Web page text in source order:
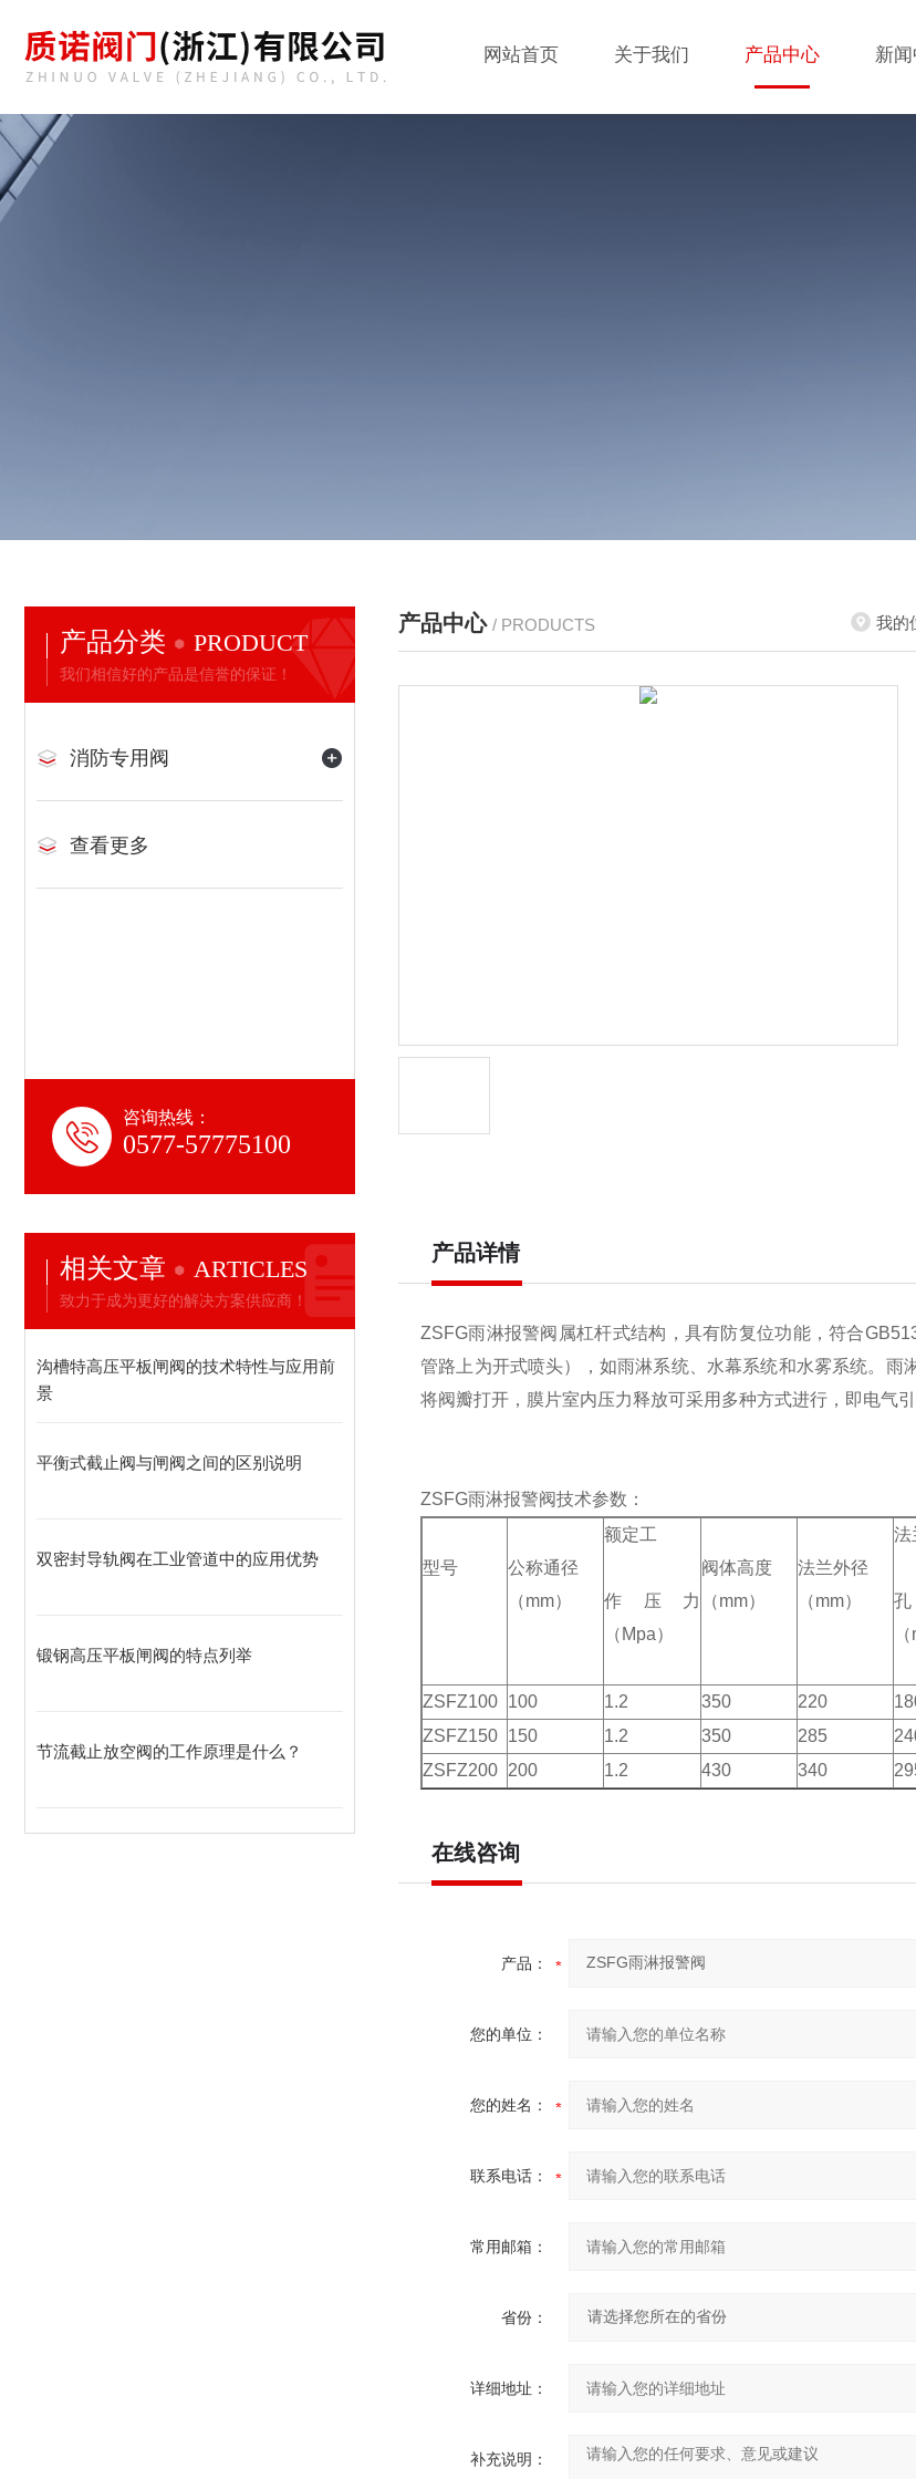
网站首页 关于我们 产品中心 新
产品分类 PRODUCT
我们相信好的产品是信誉的保证！
消防专用阀
查看更多
咨询热线：
0577-57775100
相关文章 ARTICLES
致力于成为更好的解决方案供应商！
沟槽特高压平板闸阀的技术特性与应用前
景
平衡式截止阀与闸阀之间的区别说明
双密封导轨阀在工业管道中的应用优势
锻钢高压平板闸阀的特点列举
节流截止放空阀的工作原理是什么？
产品中心 / PRODUCTS 我的
产品详情
ZSFG雨淋报警阀属杠杆式结构，具有防复位功能，符合
管路上为开式喷头），如雨淋系统、水幕系统和水雾系统。
将阀瓣打开，膜片室内压力释放可采用多种方式进行，即电气
ZSFG雨淋报警阀技术参数：
型号
公称通径
（mm）
额定工
作压力
（Mpa）
阀体高度
（mm）
法兰外径
（mm）
法
ZSFZ100 100 1.2 350 220
ZSFZ150 150 1.2 350 285
ZSFZ200 200 1.2 430 340
在线咨询
产品：
您的单位：
您的姓名：
联系电话：
常用邮箱：
省份：
详细地址：
补充说明：